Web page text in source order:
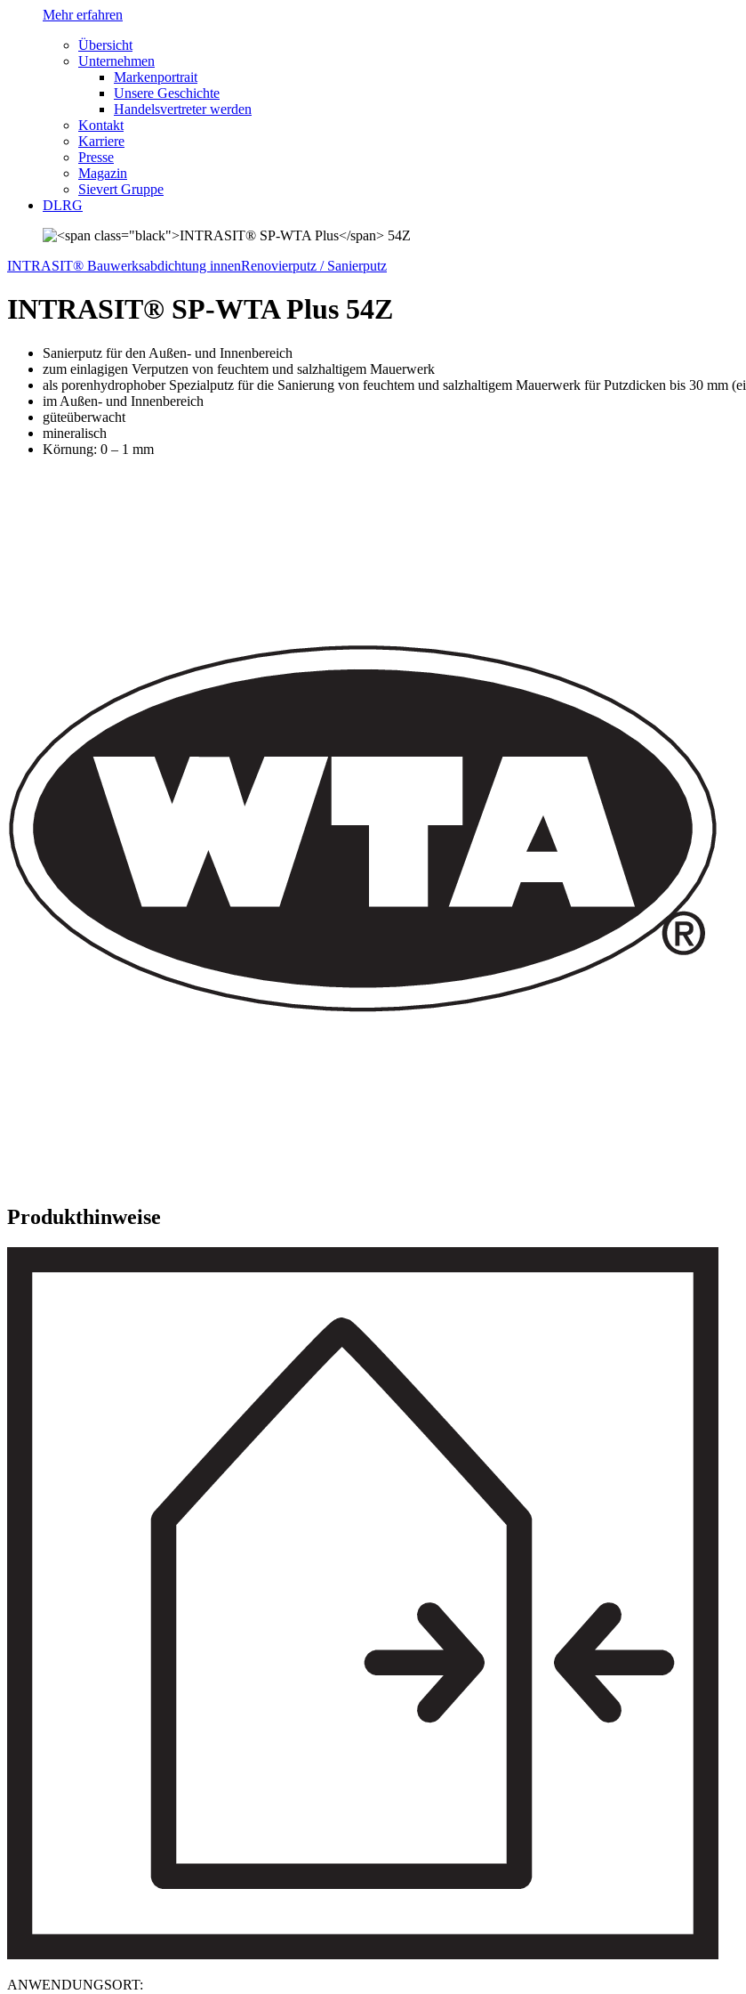
Mehr erfahren
Übersicht
Unternehmen
Markenportrait
Unsere Geschichte
Handelsvertreter werden
Kontakt
Karriere
Presse
Magazin
Sievert Gruppe
DLRG
INTRASIT® Bauwerksabdichtung innenRenovierputz / Sanierputz
INTRASIT® SP-WTA Plus 54Z
Sanierputz für den Außen- und Innenbereich
zum einlagigen Verputzen von feuchtem und salzhaltigem Mauerwerk
als porenhydrophober Spezialputz für die Sanierung von feuchtem und salzhaltigem Mauerwerk für Putzdicken bis 30 mm
im Außen- und Innenbereich
güteüberwacht
mineralisch
Körnung: 0 – 1 mm
Produkthinweise
ANWENDUNGSORT: